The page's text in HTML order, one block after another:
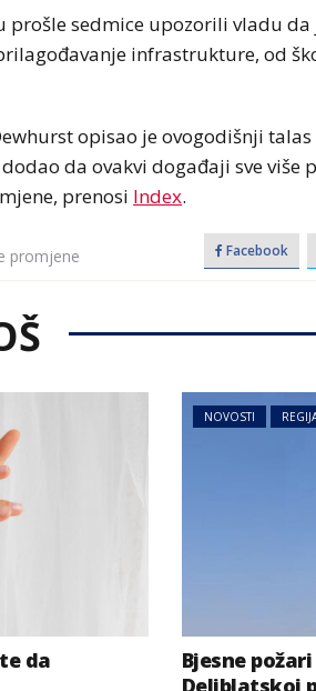
sedmice upozorili vladu da
infrastrukture, od
opisao je ovogodišnji
da ovakvi događaji sve više
prenosi Index.
promjene Facebook
da
NOVOSTI
Bjesne
Deliblatskoj
SVIJET
se na sastanak iz
Gradonačelnik
šta joj je iza leđa,
hit reakcija VIDEO